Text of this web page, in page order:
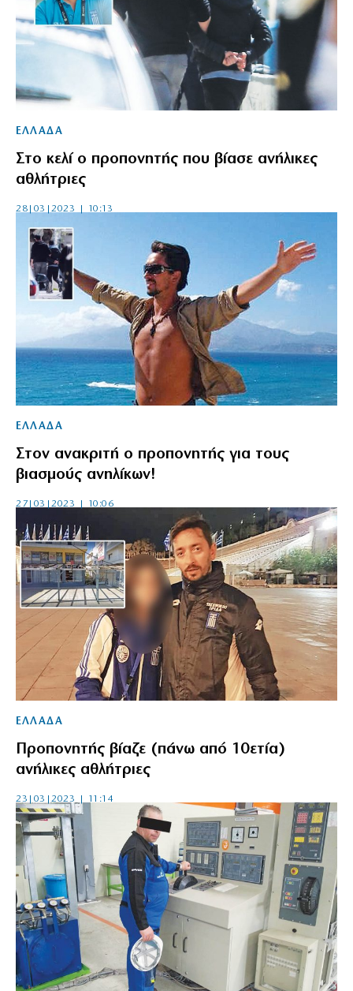
ΕΛΛΑΔΑ
Στο κελί ο προπονητής που βίασε ανήλικες
αθλήτριες
28|03|2023 | 10:13
ΕΛΛΑΔΑ
Στον ανακριτή ο προπονητής για τους
βιασμούς ανηλίκων!
27|03|2023 | 10:06
ΕΛΛΑΔΑ
Προπονητής βίαζε (πάνω από 10ετία)
ανήλικες αθλήτριες
23|03|2023 | 11:14